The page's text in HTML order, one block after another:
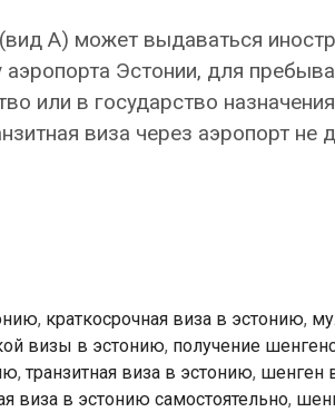
А) может выдаваться
Эстонии, для
или в государство
виза через аэропорт
, краткосрочная виза в эстонию,
визы в эстонию, получение
,транзитная виза в эстонию, шенген
виза в эстонию самостоятельно,